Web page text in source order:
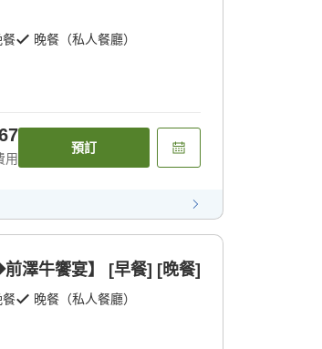
餐
晚餐（私人餐廳）
用
預訂
澤牛饗宴】 [早餐] [晚餐]
餐
晚餐（私人餐廳）